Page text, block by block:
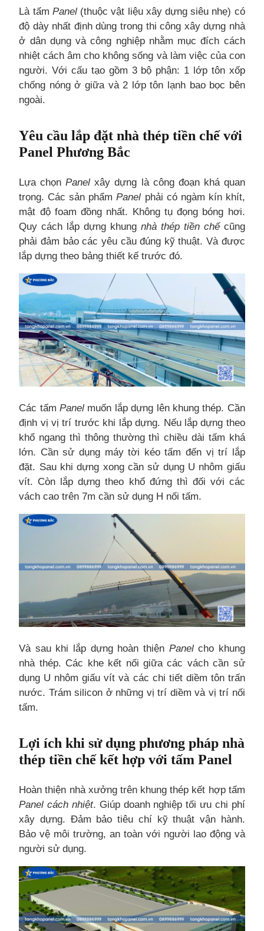
Là tấm Panel(thuộc vật liệu xây dựng siêu nhẹ) có
độ dày nhất định dùng trong thi công xây dựng nhà
ở dân dụng và công nghiệp nhằm mục đích cách
nhiệt cách âm cho không sống và làm việc của con
người. Với cấu tạo gồm 3 bộ phận: 1 lớp tôn xốp
chống nóng ở giữa và 2 lớp tôn lạnh bao bọc bên
ngoài.
Yêu cầu lắp đặt nhà thép tiền chế với
Panel Phương Bắc
Lựa chọnPanel xây dựng là công đoạn khá quan
trọng. Các sản phẩmPanel phải có ngàm kín khít,
mật độ foam đồng nhất. Không tụ đọng bóng hơi.
Quy cách lắp dựng khung nhà thép tiền chếcũng
phải đảm bảo các yêu cầu đúng kỹ thuật. Và được
lắp dựng theo bảng thiết kế trước đó.
Các tấmPanel muốn lắp dựng lên khung thép. Cần
định vị vị trí trước khi lắp dựng. Nếu lắp dựng theo
khổ ngang thì thông thường thì chiều dài tấm khá
lớn. Cần sử dụng máy tời kéo tấm đến vị trí lắp
đặt. Sau khi dựng xong cần sử dụng U nhôm giấu
vít. Còn lắp dựng theo khổ đứng thì đối với các
vách cao trên 7m cần sử dụng H nối tấm.
Và sau khi lắp dựng hoàn thiện Panelcho khung
nhà thép. Các khe kết nối giữa các vách cần sử
dụng U nhôm giấu vít và các chi tiết diềm tôn trấn
nước. Trám silicon ở những vị trí diềm và vị trí nối
tấm.
Lợi ích khi sử dụng phương pháp nhà
thép tiền chế kết hợp với tấm Panel
Hoàn thiện nhà xưởng trên khung thép kết hợp tấm
Panel cách nhiệt. Giúp doanh nghiệp tối ưu chi phí
xây dựng. Đảm bảo tiêu chí kỹ thuật vận hành.
Bảo vệ môi trường, an toàn với người lao động và
người sử dụng.